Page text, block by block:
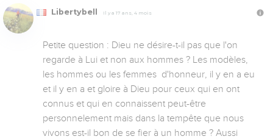
Libertybell Il y a 17 ans, 4 mois
Petite question : Dieu ne désire-t-il pas que l'on
regarde à Lui et non aux hommes ? Les modèles,
les hommes ou les femmes  d'honneur, il y en a eu
et il y en a et gloire à Dieu pour ceux qui en ont
connus et qui en connaissent peut-être
personnelement mais dans la tempête que nous
vivons est-il bon de se fier à un homme ? Aussi